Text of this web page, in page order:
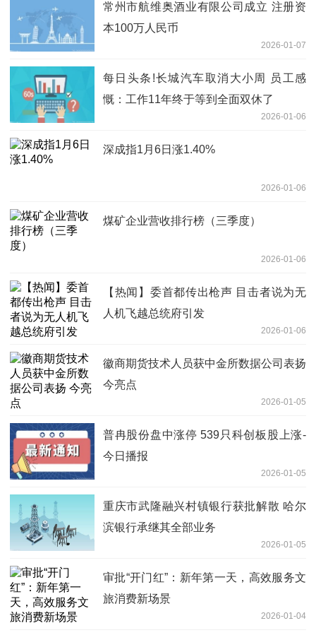
常州市航维奥酒业有限公司成立 注册资
本100万人民币
2026-01-07
每日头条!长城汽车取消大小周 员工感
慨：工作11年终于等到全面双休了
2026-01-06
深成指1月6日涨1.40%
2026-01-06
煤矿企业营收排行榜（三季度）
2026-01-06
【热闻】委首都传出枪声 目击者说为无
人机飞越总统府引发
2026-01-06
徽商期货技术人员获中金所数据公司表扬
今亮点
2026-01-05
普冉股份盘中涨停 539只科创板股上涨-
今日播报
2026-01-05
重庆市武隆融兴村镇银行获批解散 哈尔
滨银行承继其全部业务
2026-01-05
审批“开门红”：新年第一天，高效服务文
旅消费新场景
2026-01-04